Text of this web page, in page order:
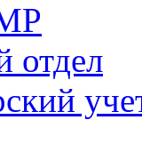
отдел